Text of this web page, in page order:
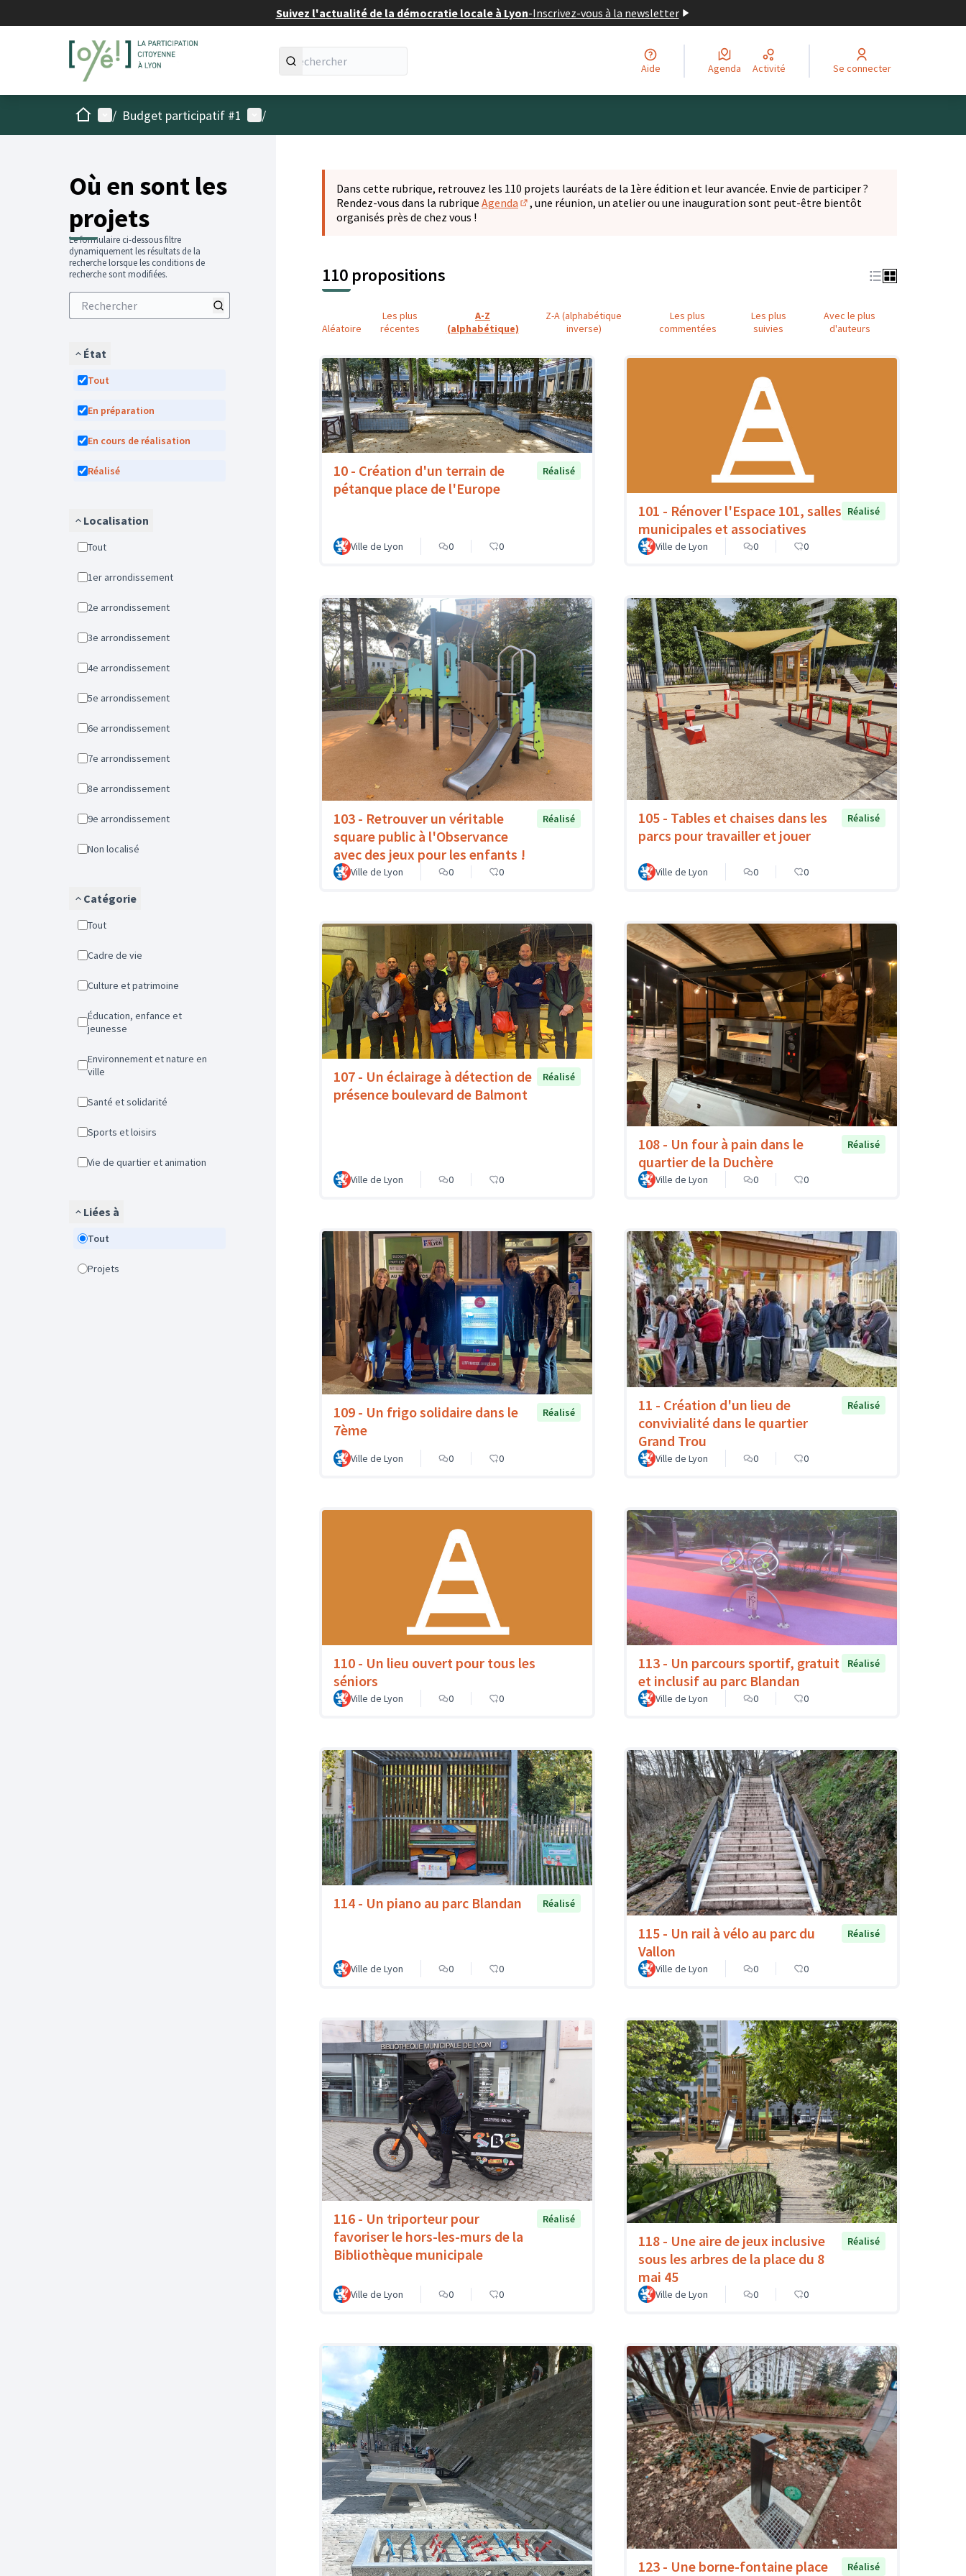
Suivez l'actualité de la démocratie locale à Lyon-Inscrivez-vous à la newsletter
Aide Agenda Activité Se connecter
AccueilMenu principal
/ Budget participatif #1 Menu utilisateur
/
Où en sont les
projets
Le formulaire ci-dessous filtre
dynamiquement les résultats de la
recherche lorsque les conditions de
recherche sont modifiées.
État
Tout
En préparation
En cours de réalisation
Réalisé
Localisation
Tout
1er arrondissement
2e arrondissement
3e arrondissement
4e arrondissement
5e arrondissement
6e arrondissement
7e arrondissement
8e arrondissement
9e arrondissement
Non localisé
Catégorie
Tout
Cadre de vie
Culture et patrimoine
Éducation, enfance et
jeunesse
Environnement et nature en
ville
Santé et solidarité
Sports et loisirs
Vie de quartier et animation
Liées à
Tout
Projets
Dans cette rubrique, retrouvez les 110 projets lauréats de la 1ère édition et leur avancée. Envie de participer ?
Rendez-vous dans la rubrique Agenda
(S'ouvre dans un nouvel onglet)
, une réunion, un atelier ou une inauguration sont peut-être bientôt
organisés près de chez vous !
110 propositions
Aléatoire
Les plus
récentes
A-Z
(alphabétique)
Z-A (alphabétique
inverse)
Les plus
commentées
Les plus
suivies
Avec le plus
d'auteurs
10 - Création d'un terrain de
pétanque place de l'Europe
Réalisé
Ville de Lyon 0 0
101 - Rénover l'Espace 101, salles
municipales et associatives
Réalisé
Ville de Lyon 0 0
103 - Retrouver un véritable
square public à l'Observance
avec des jeux pour les enfants !
Réalisé
Ville de Lyon 0 0
105 - Tables et chaises dans les
parcs pour travailler et jouer
Réalisé
Ville de Lyon 0 0
107 - Un éclairage à détection de
présence boulevard de Balmont
Réalisé
Ville de Lyon 0 0
108 - Un four à pain dans le
quartier de la Duchère
Réalisé
Ville de Lyon 0 0
109 - Un frigo solidaire dans le
7ème
Réalisé
Ville de Lyon 0 0
11 - Création d'un lieu de
convivialité dans le quartier
Grand Trou
Réalisé
Ville de Lyon 0 0
110 - Un lieu ouvert pour tous les
séniors
Ville de Lyon 0 0
113 - Un parcours sportif, gratuit
et inclusif au parc Blandan
Réalisé
Ville de Lyon 0 0
114 - Un piano au parc Blandan Réalisé
Ville de Lyon 0 0
115 - Un rail à vélo au parc du
Vallon
Réalisé
Ville de Lyon 0 0
116 - Un triporteur pour
favoriser le hors-les-murs de la
Bibliothèque municipale
Réalisé
Ville de Lyon 0 0
118 - Une aire de jeux inclusive
sous les arbres de la place du 8
mai 45
Réalisé
Ville de Lyon 0 0
123 - Une borne-fontaine place
Réalisé